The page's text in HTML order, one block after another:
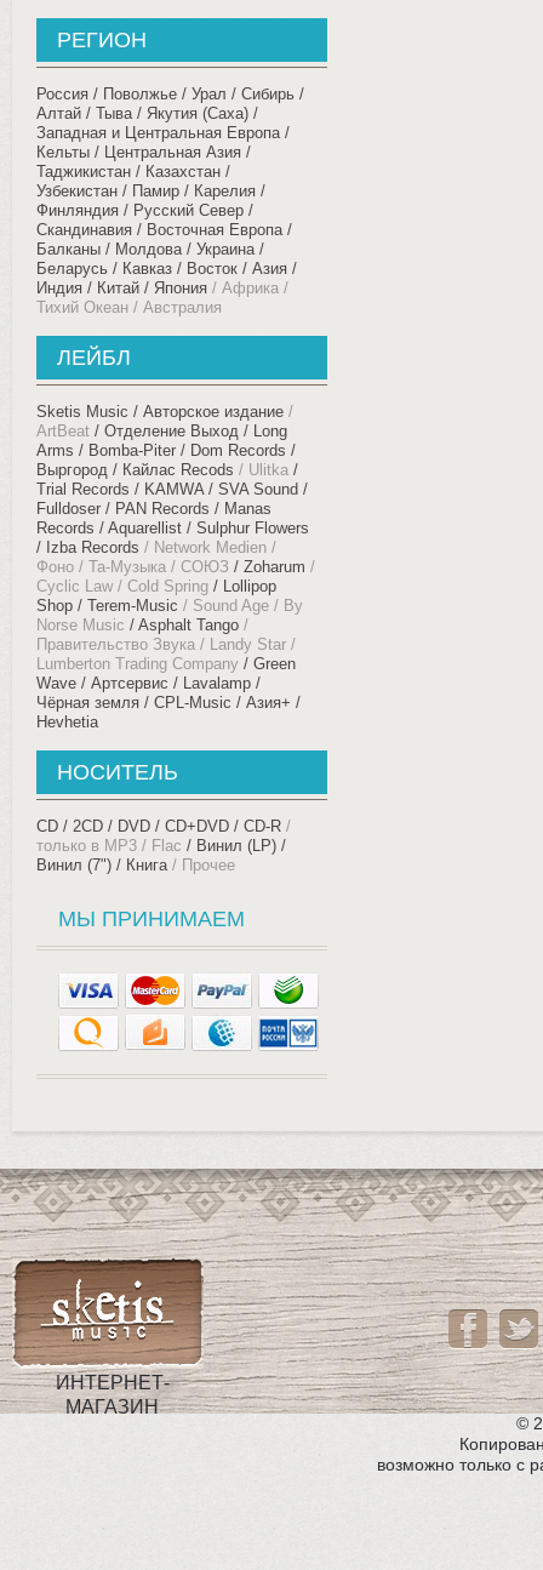
РЕГИОН
Россия / Поволжье / Урал
Сибирь /
Алтай / Тыва / Якутия (Саха)
Западная и Центральная Европа /
Кельты
Центральная Азия /
Таджикистан / Казахстан /
Узбекистан / Памир
Карелия /
Финляндия / Русский Север /
Скандинавия
Восточная Европа /
Балканы
Молдова / Украина /
Беларусь
Кавказ
Восток / Азия /
Индия / Китай / Япония
Африка /
Тихий Океан / Австралия
ЛЕЙБЛ
Sketis Music
Авторское издание
ArtBeat
Отделение Выход
Long
Arms
Bomba-Piter
Dom Records
Выргород
Кайлас Recods
Ulitka
Trial Records
KAMWA
SVA Sound
Fulldoser
PAN Records
Manas
Records
Aquarellist
Sulphur Flowers
Izba Records
Network Medien
Фоно
Та-Музыка СОЮЗ
Zoharum
Cyclic Law
Cold Spring
Lollipop
Shop
Terem-Music Sound Age
By
Norse Music
Asphalt Tango
Правительство Звука
Landy Star
Lumberton Trading Company
Green
Wave
Артсервис
Lavalamp
Чёрная земля
CPL-Music
Азия+
Hevhetia
НОСИТЕЛЬ
CD 2CD DVD CD+DVD
CD-R
только в MP3 / Flac
Винил (LP)
Винил (7")
Книга Прочее
МЫ ПРИНИМАЕМ
ИНТЕРНЕТ-
МАГАЗИН
©
возможно только с